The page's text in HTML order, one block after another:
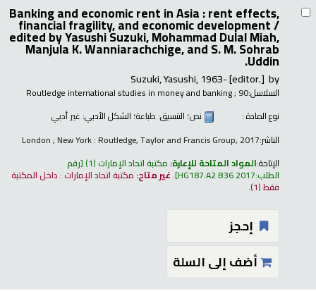
Banking and economic rent in Asia : rent effects,
financial fragility, and economic development /
edited by Yasushi Suzuki, Mohammad Dulal Miah,
Manjula K. Wanniarachchige, and S. M. Sohrab
Uddin.
by
Suzuki, Yasushi, 1963-[editor.]
السلاسل: Routledge international studies in money and banking; 90
نوع المادة :
نص؛ التنسيق: طباعة؛ الشكل الأدبي: غير أدبي
الناشر:London ; New York : Routledge, Taylor and Francis Group, 2017
الإتاحة:المواد المتاحة للإعارة: مكتبة اتحاد الإمارات (1) رقم
الطلب:HG187.A2 B36 2017
.غير متاح: مكتبة اتحاد الإمارات : داخل المكتبة
فقط(1).
إحجز
أضف إلى السلة